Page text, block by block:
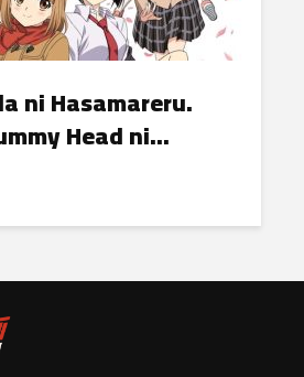
ni Hasamareru.
Head ni...